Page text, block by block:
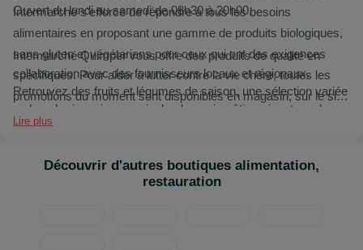
Ouvert du lundi au samedi de 08h30 à 20h00.
Intermarché Quimper vous offre des produits de qualité en
collaboration avec des fournisseurs locaux et régionaux.
Retrouvez des fruits et légumes de saison, une sélection variée
en boucherie, poissonnerie, boulangerie-pâtisserie, et une large
gamme d'épicerie salée et sucrée, produits laitiers, surgelés,
boissons.
Intermarché s'efforce de répondre à tous les besoins
alimentaires en proposant une gamme de produits biologiques,
sans gluten et végétariens pour ceux qui ont des exigences
spécifiques. Pour aider à lutter contre la vie chère, toutes les
promotions du moment sont disponibles en magasin, sur le site
internet ou via l'application mobile.
Lire plus
Découvrir d'autres boutiques alimentation,
restauration